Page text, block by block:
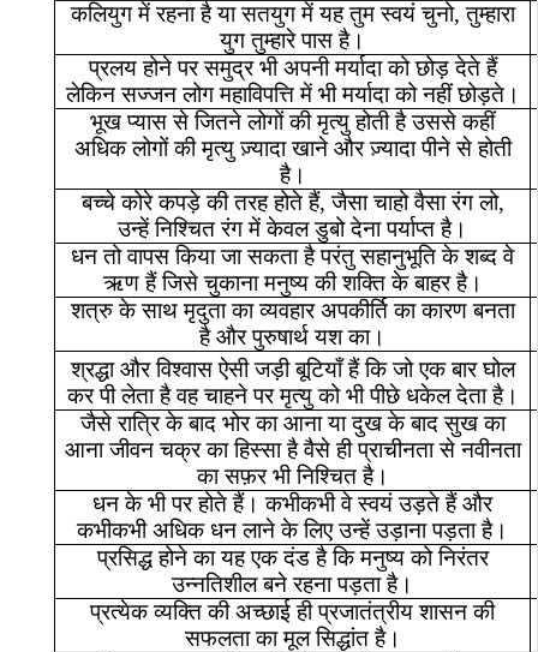
कलियुग में रहना है या सतयुग में यह तुम स्वयं चुनो,तुम्हारा
युग तुम्हारे पास है।
प्रलय होने पर समुद्र भी अपनी मर्यादा को छोड़ देते हैं
लेकिन सज्जन लोग महाविपत्ति में भी मर्यादा को नहीं छोड़ते।
भूख प्यास से जितने लोगों की मृत्यु होती है उससे कहीं
अधिक लोगों की मृत्यु ज़्यादा खाने और ज़्यादा पीने से होती
है।
बच्चे कोरे कपड़े की तरह होते हैं,जैसा चाहो वैसा रंग लो,
उन्हें निश्चित रंग में केवल डुबो देना पर्याप्त है।
धन तो वापस किया जा सकता है परंतु सहानुभूति के शब्द वे
ऋण हैं जिसे चुकाना मनुष्य की शक्ति के बाहर है।
शत्रु के साथ मृदुता का व्यवहार अपकीर्ति का कारण बनता
है और पुरुषार्थ यश का।
श्रद्धा और विश्वास ऐसी जड़ी बूटियाँ हैं कि जो एक बार घोल
कर पी लेता है वह चाहने पर मृत्यु को भी पीछे धकेल देता है।
जैसे रात्रि के बाद भोर का आना या दुख के बाद सुख का
आना जीवन चक्र का हिस्सा है वैसे ही प्राचीनता से नवीनता
का सफ़र भी निश्चित है।
धन के भी पर होते हैं। कभीकभी वे स्वयं उड़ते हैं और
कभीकभी अधिक धन लाने के लिए उन्हें उड़ाना पड़ता है।
प्रसिद्ध होने का यह एक दंड है कि मनुष्य को निरंतर
उन्नतिशील बने रहना पड़ता है।
प्रत्येक व्यक्ति की अच्छाई ही प्रजातंत्रीय शासन की
सफलता का मूल सिद्धांत है।